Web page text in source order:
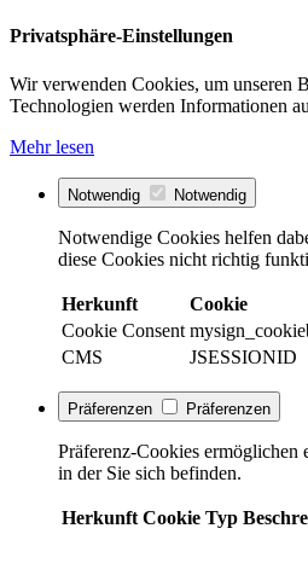
Privatsphäre-Einstellungen
Wir verwenden Cookies, um unseren
Technologien werden Informationen
Mehr lesen
Notwendig Notwendig
Notwendige Cookies helfen
diese Cookies nicht richtig
Herkunft Cookie
Cookie Consent
CMS
JSESSIONID
Präferenzen Präferenzen
Präferenz-Cookies ermöglichen
in der Sie sich befinden.
Herkunft Cookie Typ